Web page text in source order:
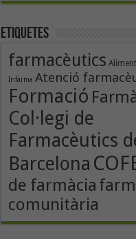
Etiquetes
farmacèutics
Infarma Atenció
Formació
Col·legi de
Farmacèutics
Barcelona
de farmàcia
comunitària